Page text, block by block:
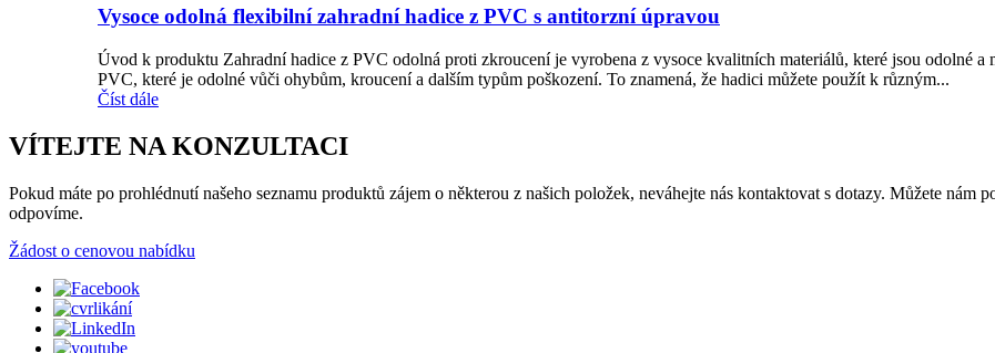
Vysoce odolná flexibilní zahradní hadice z PVC s antitorzní úpravou
Úvod k produktu Zahradní hadice z PVC odolná proti zkroucení je vyrobena z vysoce kvalitních materiálů, které jsou odolné
PVC, které je odolné vůči ohybům, kroucení a dalším typům poškození. To znamená, že hadici můžete použít k různým...
Číst dále
VÍTEJTE NA KONZULTACI
Pokud máte po prohlédnutí našeho seznamu produktů zájem o některou z našich položek, neváhejte nás kontaktovat s dotazy. Můžete
odpovíme.
Žádost o cenovou nabídku